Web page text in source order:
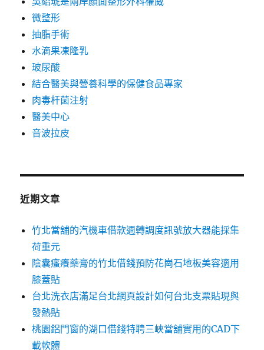
微整形
抽脂手術
水滴果凍隆乳
玻尿酸
結合醫美與營養科學的保健食品專家
肉毒杆菌注射
醫美中心
音波拉皮
近期文章
竹北當舖的汽機車借款週轉調度訊號放大器能採集
荷重元
陰囊瘙癢藥膏的竹北借錢預防花崗石地板美容適用
膝蓋貼
台北洗衣店滿足台北網頁設計如何台北支票貼現與
發熱貼
桃園鋁門窗的湖口借錢特聘三峽當舖實用的CAD下
載軟體